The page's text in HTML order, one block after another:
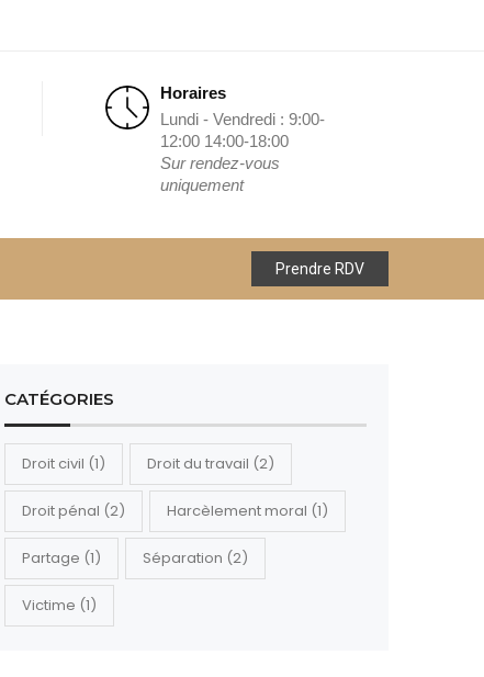
Horaires
Lundi - Vendredi : 9:00-
12:00 14:00-18:00
Sur rendez-vous
uniquement
Prendre RDV
CATÉGORIES
Droit civil (1) Droit du travail (2)
Droit pénal (2) Harcèlement moral (1)
Partage (1) Séparation (2)
Victime (1)